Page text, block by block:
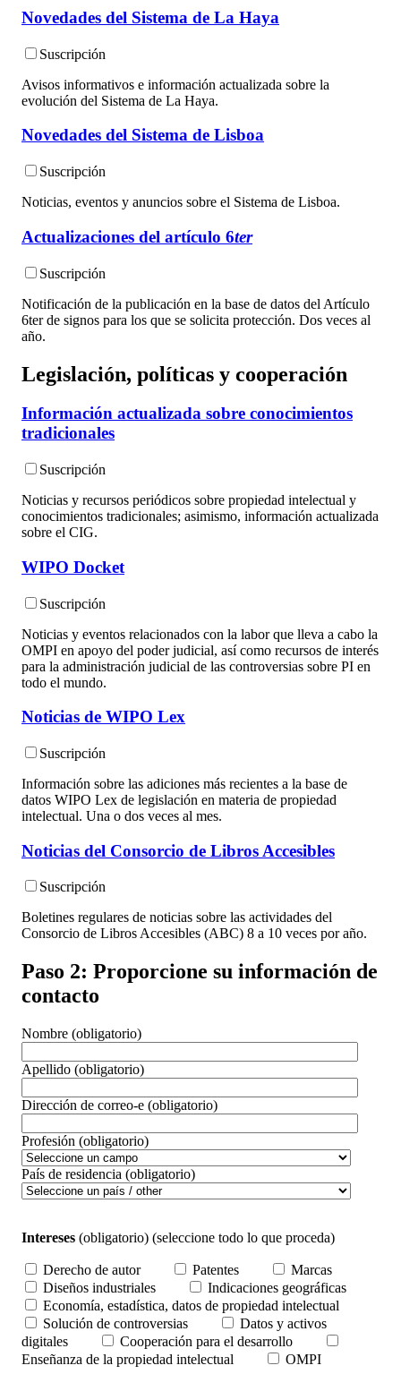
Novedades del Sistema de La Haya
Suscripción
Avisos informativos e información actualizada sobre la
evolución del Sistema de La Haya.
Novedades del Sistema de Lisboa
Suscripción
Noticias, eventos y anuncios sobre el Sistema de Lisboa.
Actualizaciones del artículo 6ter
Suscripción
Notificación de la publicación en la base de datos del Artículo
6ter de signos para los que se solicita protección. Dos veces al
año.
Legislación, políticas y cooperación
Información actualizada sobre conocimientos
tradicionales
Suscripción
Noticias y recursos periódicos sobre propiedad intelectual y
conocimientos tradicionales; asimismo, información actualizada
sobre el CIG.
WIPO Docket
Suscripción
Noticias y eventos relacionados con la labor que lleva a cabo la
OMPI en apoyo del poder judicial, así como recursos de interés
para la administración judicial de las controversias sobre PI en
todo el mundo.
Noticias de WIPO Lex
Suscripción
Información sobre las adiciones más recientes a la base de
datos WIPO Lex de legislación en materia de propiedad
intelectual. Una o dos veces al mes.
Noticias del Consorcio de Libros Accesibles
Suscripción
Boletines regulares de noticias sobre las actividades del
Consorcio de Libros Accesibles (ABC) 8 a 10 veces por año.
Paso 2: Proporcione su información de
contacto
Nombre (obligatorio)
Apellido (obligatorio)
Dirección de correo-e (obligatorio)
Profesión (obligatorio)
País de residencia (obligatorio)
Intereses (obligatorio) (seleccione todo lo que proceda)
Derecho de autor Patentes
Marcas
Diseños industriales
Indicaciones geográficas
Economía, estadística, datos de propiedad intelectual
Solución de controversias
Datos y activos
digitales
Cooperación para el desarrollo
Enseñanza de la propiedad intelectual
OMPI